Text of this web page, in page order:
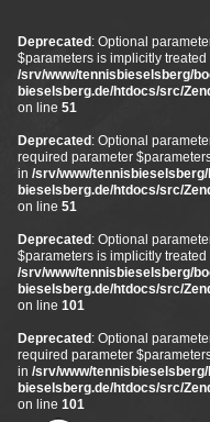
Deprecated : Optional
$parameters is implicitly
/srv/www/tennisbieselsberg/
bieselsberg.de/htdocs/src/
on line 51
Deprecated : Optional
required parameter
in /srv/www/
bieselsberg.de/htdocs/src/
on line 51
Deprecated : Optional
$parameters is implicitly
/srv/www/tennisbieselsberg/
bieselsberg.de/htdocs/src/
on line 101
Deprecated : Optional
required parameter
in /srv/www/
bieselsberg.de/htdocs/src/
on line 101